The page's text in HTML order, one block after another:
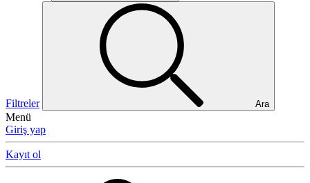
Filtreler Ara
Menü
Giriş yap
Kayıt ol